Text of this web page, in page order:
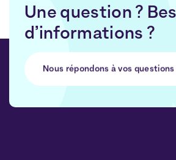
Une question ?
d’informations ?
Nous répondons à vos questions